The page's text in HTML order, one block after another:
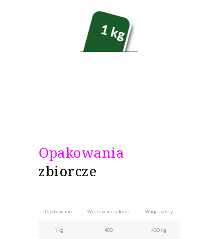
Opakowania
zbiorcze
Opakowanie Worków na palecie Waga palety
1 kg 400 400 kg